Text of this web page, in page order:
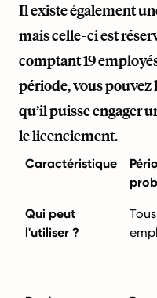
Il existe également
mais celle-ci est
comptant 19
période, vous
qu’il puisse engager
le licenciement.
Caractéristique
Qui peut
l'utiliser ?